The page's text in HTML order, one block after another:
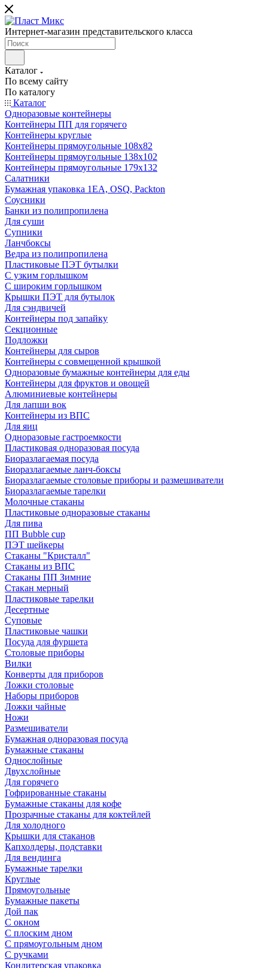
Интернет-магазин представительского класса
Каталог
По всему сайту
По каталогу
Каталог
Одноразовые контейнеры
Контейнеры ПП для горячего
Контейнеры круглые
Контейнеры прямоугольные 108х82
Контейнеры прямоугольные 138х102
Контейнеры прямоугольные 179х132
Салатники
Бумажная упаковка 1ЕА, OSQ, Packton
Соусники
Банки из полипропилена
Для суши
Супники
Ланчбоксы
Ведра из полипропилена
Пластиковые ПЭТ бутылки
С узким горлышком
С широким горлышком
Крышки ПЭТ для бутылок
Для сэндвичей
Контейнеры под запайку
Секционные
Подложки
Контейнеры для сыров
Контейнеры с совмещенной крышкой
Одноразовые бумажные контейнеры для еды
Контейнеры для фруктов и овощей
Алюминиевые контейнеры
Для лапши вок
Контейнеры из ВПС
Для яиц
Одноразовые гастроемкости
Пластиковая одноразовая посуда
Биоразлагаемая посуда
Биоразлагаемые ланч-боксы
Биоразлагаемые столовые приборы и размешиватели
Биоразлагаемые тарелки
Молочные стаканы
Пластиковые одноразовые стаканы
Для пива
ПП Bubble cup
ПЭТ шейкеры
Стаканы "Кристалл"
Стаканы из ВПС
Стаканы ПП Зимние
Стакан мерный
Пластиковые тарелки
Десертные
Суповые
Пластиковые чашки
Посуда для фуршета
Столовые приборы
Вилки
Конверты для приборов
Ложки столовые
Наборы приборов
Ложки чайные
Ножи
Размешиватели
Бумажная одноразовая посуда
Бумажные стаканы
Однослойные
Двухслойные
Для горячего
Гофрированные стаканы
Бумажные стаканы для кофе
Прозрачные стаканы для коктейлей
Для холодного
Крышки для стаканов
Капхолдеры, подставки
Для вендинга
Бумажные тарелки
Круглые
Прямоугольные
Бумажные пакеты
Дой пак
С окном
С плоским дном
С прямоугольным дном
С ручками
Кондитерская упаковка